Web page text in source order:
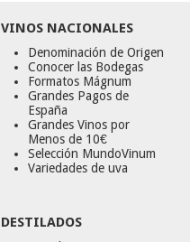
VINOS NACIONALES
Denominación de Origen
Conocer las Bodegas
Formatos Mágnum
Grandes Pagos de
España
Grandes Vinos por
Menos de 10€
Selección MundoVinum
Variedades de uva
DESTILADOS